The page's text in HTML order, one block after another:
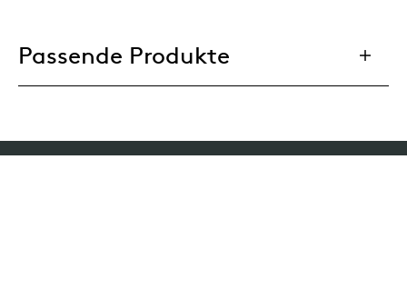
Passende Produkte